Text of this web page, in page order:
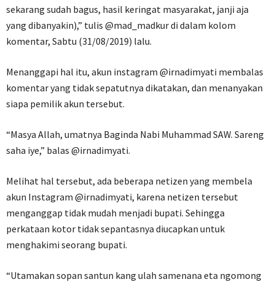
sekarang sudah bagus, hasil keringat masyarakat, janji aja
yang dibanyakin),” tulis @mad_madkur di dalam kolom
komentar, Sabtu (31/08/2019) lalu.
Menanggapi hal itu, akun instagram @irnadimyati membalas
komentar yang tidak sepatutnya dikatakan, dan menanyakan
siapa pemilik akun tersebut.
“Masya Allah, umatnya Baginda Nabi Muhammad SAW. Sareng
saha iye,” balas @irnadimyati.
Melihat hal tersebut, ada beberapa netizen yang membela
akun Instagram @irnadimyati, karena netizen tersebut
menganggap tidak mudah menjadi bupati. Sehingga
perkataan kotor tidak sepantasnya diucapkan untuk
menghakimi seorang bupati.
“Utamakan sopan santun kang ulah samenana eta ngomong